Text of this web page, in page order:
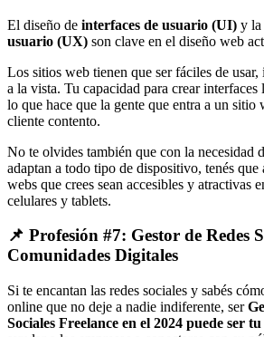
El diseño de interfaces de usuario (UI) y la
usuario (UX) son clave en el diseño web
Los sitios web tienen que ser fáciles de
a la vista. Tu capacidad para crear
lo que hace que la gente que entra a un sitio
cliente contento.
No te olvides también que con la necesidad
adaptan a todo tipo de dispositivo, tenés que
webs que crees sean accesibles y atractivas
celulares y tablets.
📌 Profesión #7: Gestor de Redes
Comunidades Digitales
Si te encantan las redes sociales y sabés
online que no deje a nadie indiferente, ser
Sociales Freelance en el 2024 puede ser